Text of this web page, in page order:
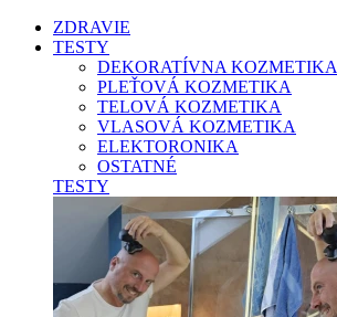
ZDRAVIE
TESTY
DEKORATÍVNA KOZMETIKA
PLEŤOVÁ KOZMETIKA
TELOVÁ KOZMETIKA
VLASOVÁ KOZMETIKA
ELEKTORONIKA
OSTATNÉ
TESTY